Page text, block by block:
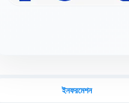
ইনফরমেশন